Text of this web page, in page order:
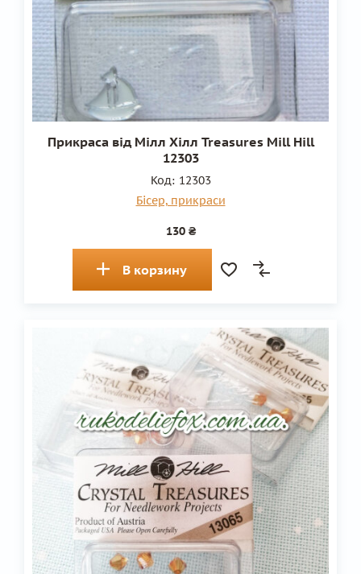
Прикраса від Мілл Хілл Treasures Mill Hill
12303
Код: 12303
Бісер, прикраси
130 ₴
В корзину